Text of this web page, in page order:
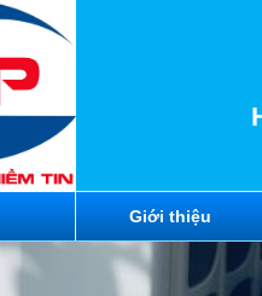
Giới thiệu